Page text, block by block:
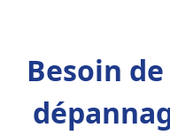
Besoin